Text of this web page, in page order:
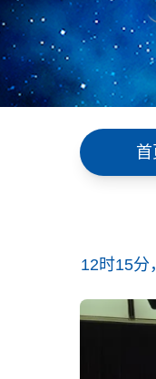
首
12时15分